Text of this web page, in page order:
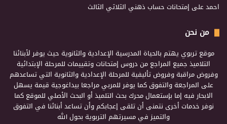
احمدعلى إمتحانات حساب ذهني الثلاثي الثالث
من نحن
موقع تربوي يهتم بالحياة المدرسية الإعدادية والثانوية حيث يوفر لأبنائنا
التلاميذ جميع المراجع من دروس إمتحانات وتقييمات للمرحلة الإبتدائية
وفروض مراقبة وفروض تأليفية للمرحلة الإعدادية والثانوية التي تساعدهم
على المراجعة والتفوق كما يوفر للمربي مراجعا بيداغوجية قيمة يسهل
الابحار فيه إما بإستعمال محرك بحث التلميذ أو البحث الأصلي للموقع كما
نوفر خدمات أخرى نتمنى أن تلقى إعجابكم وأن تساعد أبنائنا في التفوق
والتميز في مسيرتهم التربوية بحول الله